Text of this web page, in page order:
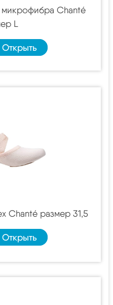
Chanté
L
Открыть
Chanté размер 31,5
Открыть